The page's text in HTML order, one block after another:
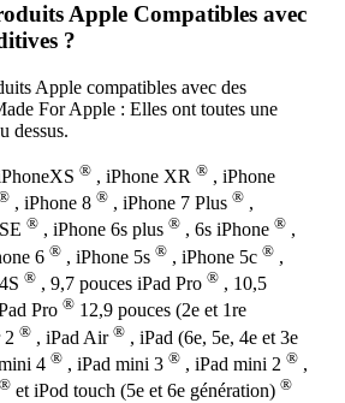
Apple Compatibles avec
?
Apple compatibles avec des
For Apple : Elles ont toutes une
dessus.
®, iPhone XR ®, iPhone
, iPhone 8 ®, iPhone 7 Plus ®,
®, iPhone 6s plus ®, 6s iPhone ®,
6 ®, iPhone 5s ®, iPhone 5c ®,
®, 9,7 pouces iPad Pro ®, 10,5
Pro ®12,9 pouces (2e et 1re
2 ®, iPad Air ®, iPad (6e, 5e, 4e et 3e
4 ®, iPad mini 3 ®, iPad mini 2 ®,
®et iPod touch (5e et 6e génération) ®